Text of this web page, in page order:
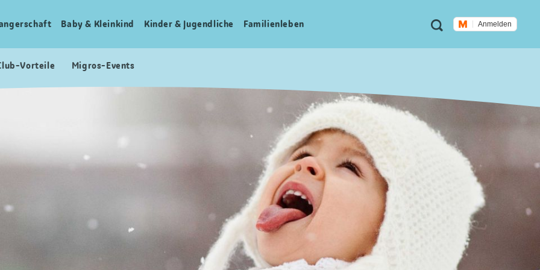
Meta
Navigation
Suche Anmelden
Baby & Kleinkind Kinder & Jugendliche Familien­leben
Vorteile Migros-Events